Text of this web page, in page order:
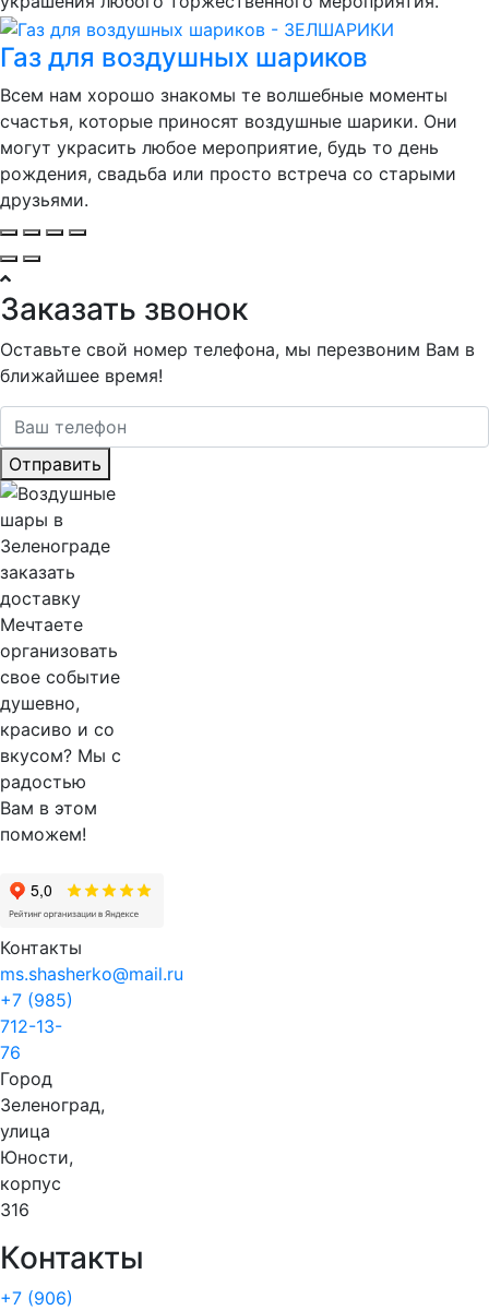
Газ для воздушных шариков
Всем нам хорошо знакомы те волшебные моменты
счастья, которые приносят воздушные шарики. Они
могут украсить любое мероприятие, будь то день
рождения, свадьба или просто встреча со старыми
друзьями.
Заказать звонок
Оставьте свой номер телефона, мы перезвоним Вам в
ближайшее время!
Отправить
Мечтаете
организовать
свое событие
душевно,
красиво и со
вкусом? Мы с
радостью
Вам в этом
поможем!
Контакты
ms.shasherko@mail.ru
+7 (985)
712-13-
76
Город
Зеленоград,
улица
Юности,
корпус
316
Контакты
+7 (906)